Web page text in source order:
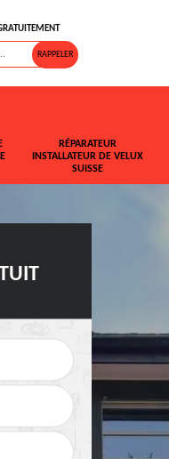
RÉPARATEUR
INSTALLATEUR DE VELUX
SUISSE
Devis fuite de toiture
Suisse